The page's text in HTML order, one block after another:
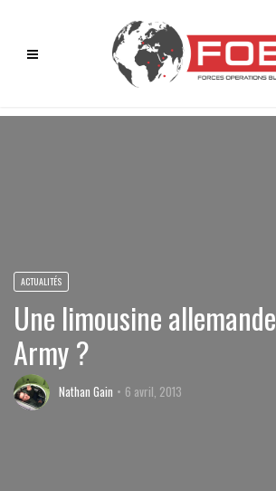
ACTUALITÉS
Une limousine
Army ?
Nathan Gain 6 avril, 2013